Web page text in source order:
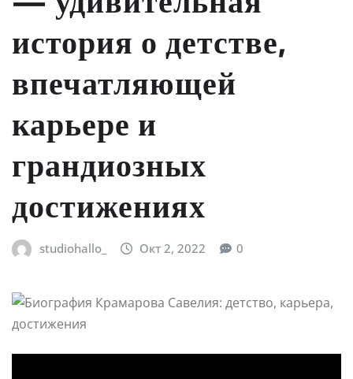
история о детстве,
впечатляющей
карьере и
грандиозных
достижениях
studiohallo_ Окт 2, 2022 0